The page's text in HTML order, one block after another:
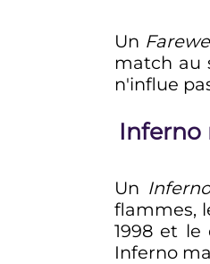
Un
match au
n'influe
Inferno
Un
flammes,
1998 et le
Inferno